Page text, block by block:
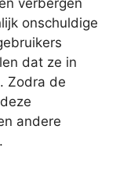
onschuldige
dat ze in
Zodra de
andere